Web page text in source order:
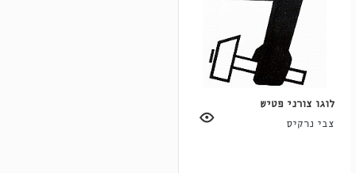
לוגו צורני פטיש
צבי נרקיס